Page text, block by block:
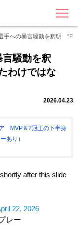
MENU
手への暴言騒動を釈明 “F
言騒動を釈
わけではな
2026.04.23
ア MVP＆2冠王の下半身
あり）
after this slide
22, 2026
レー